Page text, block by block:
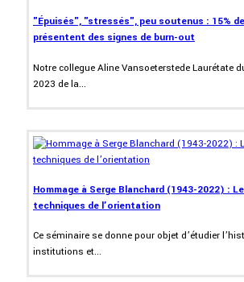
"Épuisés", "stressés", peu soutenus : 15%
présentent des signes de burn-out
Notre collegue Aline Vansoeterstede Laurétate
2023 de la...
Hommage à Serge Blanchard (1943-2022) :
techniques de l’orientation
Ce séminaire se donne pour objet d’étudier
institutions et...